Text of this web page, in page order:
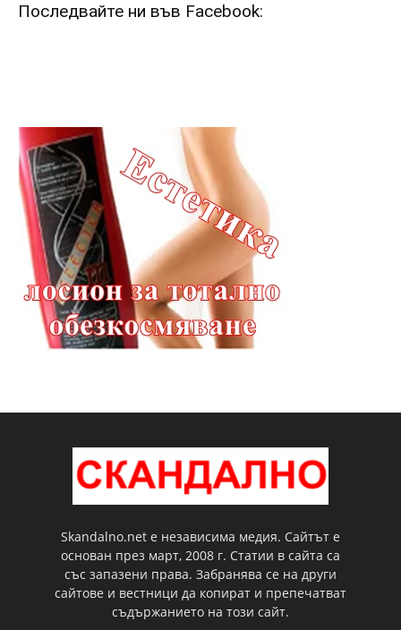
Последвайте ни във Facebook:
Skandalno.net е независима медия. Сайтът е
основан през март, 2008 г. Статии в сайта са
със запазени права. Забранява се на други
сайтове и вестници да копират и препечатват
съдържанието на този сайт.